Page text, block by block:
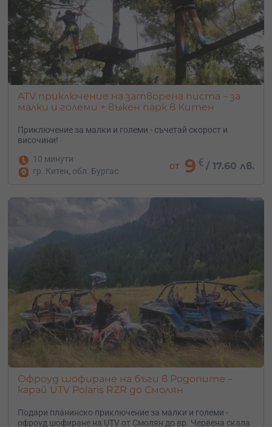
ATV приключение на затворена писта – за
малки и големи + въжен парк в Китен
Приключение за малки и големи - съчетай скорост и
височини!
10 минути
гр. Китен, обл. Бургас
от 9 € /17.60 лв.
Офроуд шофиране на бъги в Родопите –
карай UTV Polaris RZR до Смолян
Подари планинско приключение за малки и големи -
офроуд шофиране на UTV от Смолян до вр. Червена скала